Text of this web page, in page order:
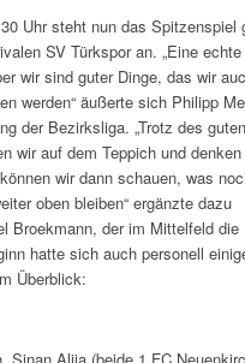
Uhr steht nun das Spitzenspiel
SV Türkspor an. „Eine echte
wir sind guter Dinge, das wir
werden“ äußerte sich Philipp
der Bezirksliga. „Trotz des guten
wir auf dem Teppich und
wir dann schauen, was
oben bleiben“ ergänzte dazu
Broekmann, der im Mittelfeld die
hatte sich auch personell
Überblick: